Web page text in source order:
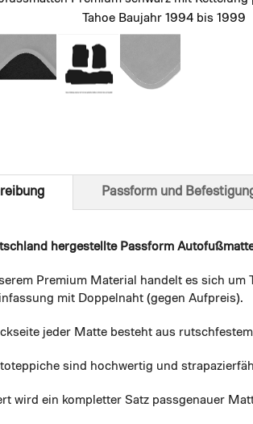
Tahoe Baujahr 1994 bis 1999
hergestellte Passform
Premium Material handelt es sich
mit Doppelnaht (gegen Aufpreis).
jeder Matte besteht aus
sind hochwertig und
wird ein kompletter Satz passgenauer
Passform und